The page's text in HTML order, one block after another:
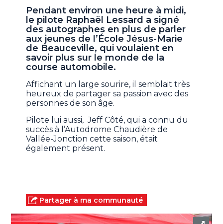
Pendant environ une heure à midi,
le pilote Raphaël Lessard a signé
des autographes en plus de parler
aux jeunes de l’École Jésus-Marie
de Beauceville, qui voulaient en
savoir plus sur le monde de la
course automobile.
Affichant un large sourire, il semblait très
heureux de partager sa passion avec des
personnes de son âge.
Pilote lui aussi, Jeff Côté, qui a connu du
succès à l’Autodrome Chaudière de
Vallée-Jonction cette saison, était
également présent.
Partager à ma communauté